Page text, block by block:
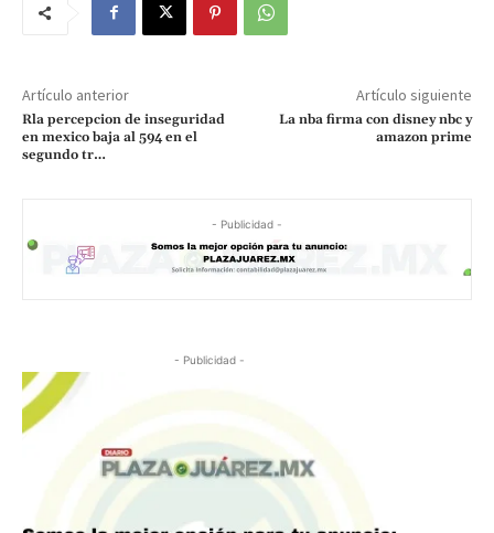
Artículo anterior
Rla percepcion de inseguridad
en mexico baja al 594 en el
segundo tr…
Artículo siguiente
La nba firma con disney nbc y
amazon prime
- Publicidad -
- Publicidad -